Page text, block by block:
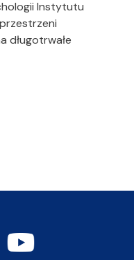
Instytutu
długotrwałe